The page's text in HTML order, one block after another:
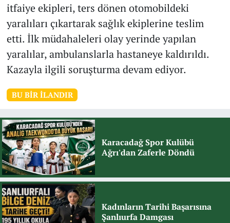
itfaiye ekipleri, ters dönen otomobildeki
yaralıları çıkartarak sağlık ekiplerine teslim
etti. İlk müdahaleleri olay yerinde yapılan
yaralılar, ambulanslarla hastaneye kaldırıldı.
Kazayla ilgili soruşturma devam ediyor.
BU BIR İLANDIR
Karacadağ Spor Kulübü
Ağrı'dan Zaferle Döndü
Kadınların Tarihi Başarısına
Şanlıurfa Damgası